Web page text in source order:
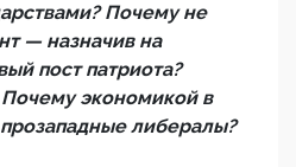
Почему не
— назначив на
пост патриота?
экономикой в
либералы?